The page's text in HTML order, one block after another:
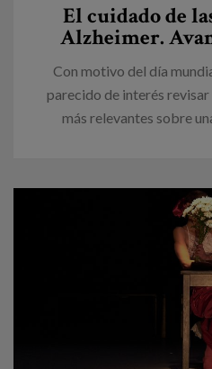
El cuidado de
Alzheimer.
Con motivo del día
parecido de interés
más relevantes sobre